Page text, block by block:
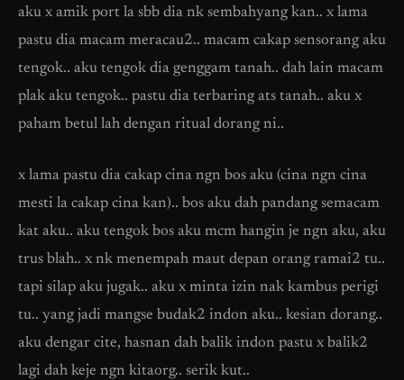
aku x amik port la sbb dia nk sembahyang kan.. x lama
pastu dia macam meracau2.. macam cakap sensorang aku
tengok.. aku tengok dia genggam tanah.. dah lain macam
plak aku tengok.. pastu dia terbaring ats tanah.. aku x
paham betul lah dengan ritual dorang ni..
x lama pastu dia cakap cina ngn bos aku (cina ngn cina
mesti la cakap cina kan).. bos aku dah pandang semacam
kat aku.. aku tengok bos aku mcm hangin je ngn aku, aku
trus blah.. x nk menempah maut depan orang ramai2 tu..
tapi silap aku jugak.. aku x minta izin nak kambus perigi
tu.. yang jadi mangse budak2 indon aku.. kesian dorang..
aku dengar cite, hasnan dah balik indon pastu x balik2
lagi dah keje ngn kitaorg.. serik kut..